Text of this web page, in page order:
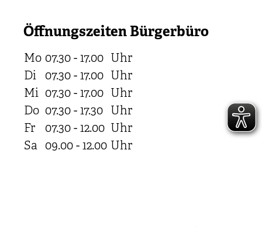
Öffnungszeiten Bürgerbüro
Mo 07.30 - 17.00 Uhr
Di
07.30 - 17.00 Uhr
Mi 07.30 - 17.00 Uhr
Do 07.30 - 17.30 Uhr
Fr
07.30 - 12.00 Uhr
Sa 09.00 - 12.00 Uhr